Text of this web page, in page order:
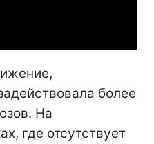
более
На
где отсутствует